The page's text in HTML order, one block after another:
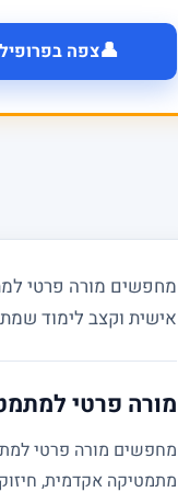
👤צפה בפרופיל
מחפשים מורה פרטי
אישית וקצב לימוד
מורה פרטי
מתמטיקה אקדמית,